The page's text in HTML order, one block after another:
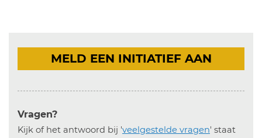
MELD EEN INITIATIEF AAN
Vragen?
Kijk of het antwoord bij 'veelgestelde vragen' staat